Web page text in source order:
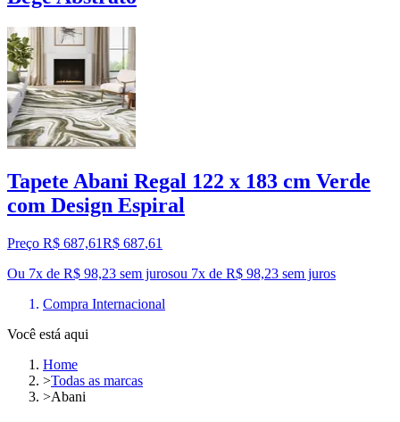
Tapete Abani Regal 122 x 183 cm Verde
com Design Espiral
Preço R$ 687,61R$ 687,61
Ou 7x de R$ 98,23 sem jurosou 7x de R$ 98,23 sem juros
Compra Internacional
Você está aqui
Home
>Todas as marcas
>Abani